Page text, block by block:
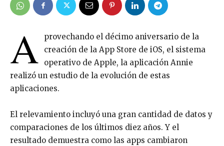
A
provechando el décimo aniversario de la
creación de la App Store de iOS, el sistema
operativo de Apple, la aplicación Annie
realizó un estudio de la evolución de estas
aplicaciones.
El relevamiento incluyó una gran cantidad de datos y
comparaciones de los últimos diez años. Y el
resultado demuestra como las apps cambiaron